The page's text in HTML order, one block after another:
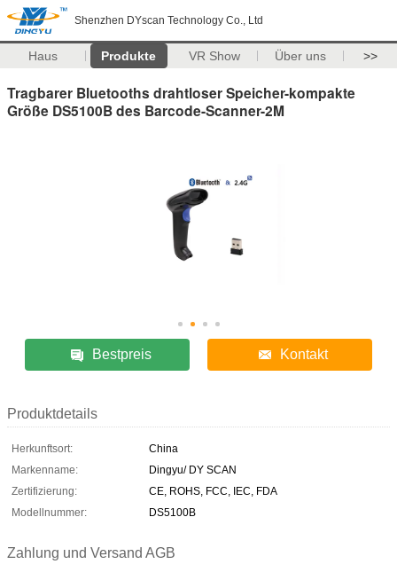
Shenzhen DYscan Technology Co., Ltd
Haus Produkte VR Show Über uns >>
Tragbarer Bluetooths drahtloser Speicher-kompakte
Größe DS5100B des Barcode-Scanner-2M
Bestpreis Kontakt
Produktdetails
Herkunftsort:
China
Markenname:
Dingyu/ DY SCAN
Zertifizierung:
CE, ROHS, FCC, IEC, FDA
Modellnummer:
DS5100B
Zahlung und Versand AGB